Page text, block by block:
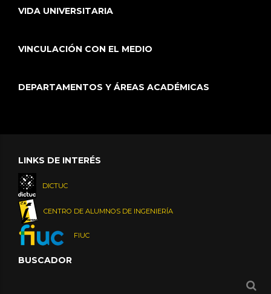
VIDA UNIVERSITARIA
VINCULACIÓN CON EL MEDIO
DEPARTAMENTOS Y ÁREAS ACADÉMICAS
LINKS DE INTERÉS
DICTUC
CENTRO DE ALUMNOS DE INGENIERÍA
FIUC
BUSCADOR